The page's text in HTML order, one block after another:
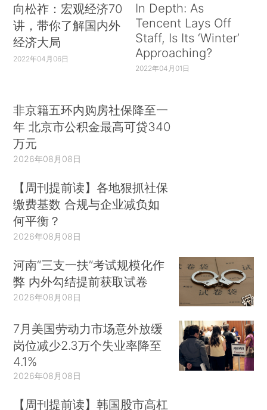
向松祚：宏观经济70
讲，带你了解国内外
经济大局
2022年04月06日
In Depth: As
Tencent Lays Off
Staff, Is Its ‘Winter’
Approaching?
2022年04月01日
非京籍五环内购房社保降至一
年 北京市公积金最高可贷340
万元
2026年08月08日
【周刊提前读】各地狠抓社保
缴费基数 合规与企业减负如
何平衡？
2026年08月08日
河南“三支一扶”考试规模化作
弊 内外勾结提前获取试卷
2026年08月08日
7月美国劳动力市场意外放缓
岗位减少2.3万个失业率降至
4.1%
2026年08月08日
【周刊提前读】韩国股市高杠